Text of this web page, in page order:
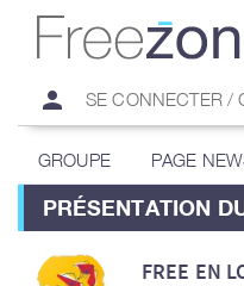
person SE CONNECTER /
GROUPE PAGE
PRÉSENTATION
FREE EN